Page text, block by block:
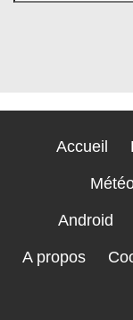
Accueil
Android
A propos